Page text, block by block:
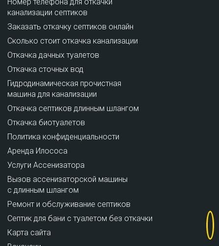
канализации септиков
Заказать откачку септиков онлайн
Сколько стоит откачка канализации
Откачка дачных туалетов
Откачка сточных вод
Гидродинамическая прочистная
машина для канализации
Откачка септиков длинным шлангом
Откачка биотуалетов
Политика конфиденциальности
Аренда Илососа
Услуги Ассенизатора
Вызов ассенизаторской машины
с длинным шлангом
Ремонт и обслуживание cептиков
Септик для бани с туалетом без откачки
Карта сайта